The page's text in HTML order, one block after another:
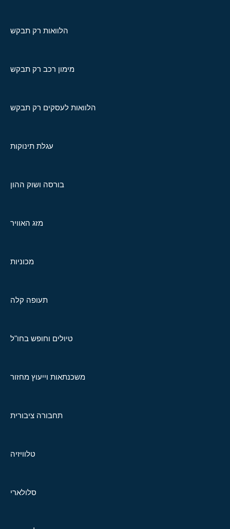
הלוואות רק תבקש
מימון רכב רק תבקש
הלוואות לעסקים רק תבקש
עגלת תינוקות
בורסה ושוק ההון
מזג האוויר
מכוניות
תעופה קלה
טיולים וחופש בחו"ל
משכנתאות וייעוץ מחזור
תחבורה ציבורית
טלוויזיה
סלולארי